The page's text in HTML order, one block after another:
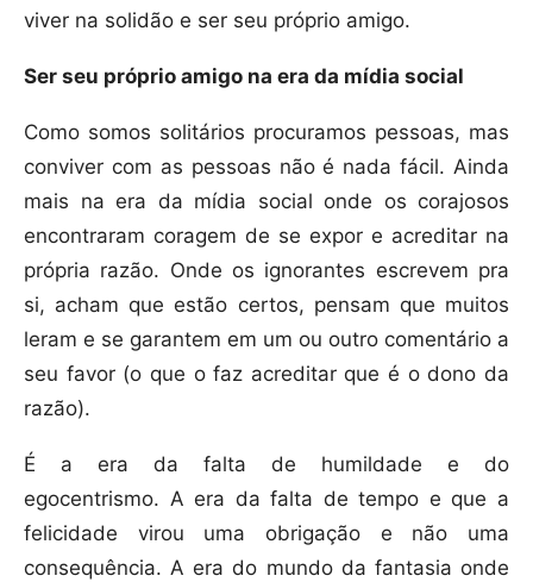
viver na solidão e ser seu próprio amigo.
Ser seu próprio amigo na era da mídia social
Como somos solitários procuramos pessoas, mas
conviver com as pessoas não é nada fácil. Ainda
mais na era da mídia social onde os corajosos
encontraram coragem de se expor e acreditar na
própria razão. Onde os ignorantes escrevem pra
si, acham que estão certos, pensam que muitos
leram e se garantem em um ou outro comentário a
seu favor (o que o faz acreditar que é o dono da
razão).
É a era da falta de humildade e do
egocentrismo. A era da falta de tempo e que a
felicidade virou uma obrigação e não uma
consequência. A era do mundo da fantasia onde